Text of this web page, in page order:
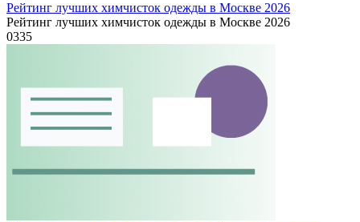
Рейтинг лучших химчисток одежды в Москве 2026
Рейтинг лучших химчисток одежды в Москве 2026
0335